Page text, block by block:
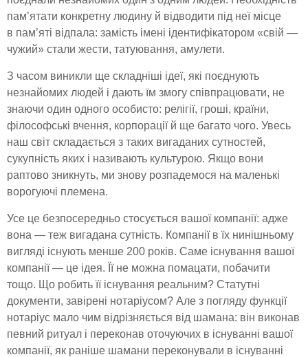
пам’ятати конкретну людину й відводити під неї місце
в пам’яті відпала: замість імені ідентифікатором «свій —
чужий» стали жести, татуювання, амулети.
З часом виникли ще складніші ідеї, які поєднують
незнайомих людей і дають їм змогу співпрацювати, не
знаючи один одного особисто: релігії, гроші, країни,
філософські вчення, корпорації й ще багато чого. Увесь
наш світ складається з таких вигаданих сутностей,
сукупність яких і називають культурою. Якщо вони
раптово зникнуть, ми знову розпадемося на маленькі
ворогуючі племена.
Усе це безпосередньо стосується вашої компанії: адже
вона — теж вигадана сутність. Компанії в їх нинішньому
вигляді існують менше 200 років. Саме існування вашої
компанії — це ідея. Її не можна помацати, побачити
тощо. Що робить її існування реальним? Статутні
документи, завірені нотаріусом? Але з погляду функції
нотаріус мало чим відрізняється від шамана: він виконав
певний ритуал і переконав оточуючих в існуванні вашої
компанії, як раніше шамани переконували в існуванні